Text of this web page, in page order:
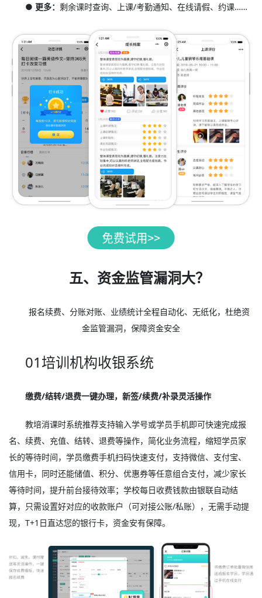
● 更多：剩余课时查询、上课/考勤通知、在线请假、约课……
五、资金监管漏洞大？
报名续费、分账对账、业绩统计全程自动化、无纸化，杜绝资
金监管漏洞，保障资金安全
01培训机构收银系统
缴费/结转/退费一键办理，新签/续费/补录灵活操作
教培消课时系统推荐支持输入学号或学员手机即可快速完成报
名、续费、充值、结转、退费等操作，简化业务流程，缩短学员家
长的等待时间，学员缴费手机扫码快速支付，支持微信、支付宝、
信用卡，同时还能储值、积分、优惠券等任意组合支付，减少家长
等待时间，提升前台接待效率；学校每日收费钱款由银联自动结
算，只需设置好对应的收款账户（可对接公账/私账），无需手动提
现，T+1日直达您的银行卡，资金安有保障。